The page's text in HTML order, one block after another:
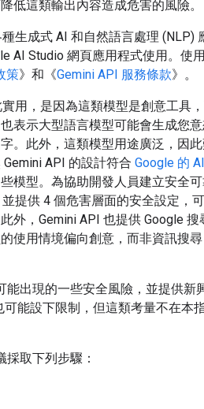
低這類輸出內容造成危害的風險。
生成式 AI 和自然語言處理 (NLP)
AI Studio 網頁應用程式使用。使
策》和《Gemini API 服務條款》。
用，是因為這類模型是創意工具
表示大型語言模型可能會生成您
。此外，這類模型用途廣泛，因
API 的設計符合 Google 的
模型。為協助開發人員建立安全可
提供 4 個危害層面的安全設定，
外，Gemini API 也提供 Google
使用情境偏向創意，而非資訊搜
能出現的一些安全風險，並提供新
能設下限制，但這類考量不在本
取下列步驟：